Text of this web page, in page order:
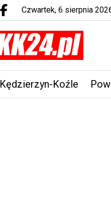
Facebook.com
czwartek, 6 sierpnia
Kędzierzyn-Koźle